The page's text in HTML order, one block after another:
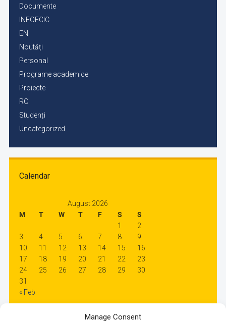
Manage Consent
Documente
INFOFCIC
EN
Noutăți
Personal
Programe academice
Proiecte
RO
Studenți
Uncategorized
Calendar
August 2026
M
T W T F S
S
1
2
3
4 5 6 7 8
9
10
11 12 13 14 15
16
17
18 19 20 21 22
23
24
25 26 27 28 29
30
31
« Feb